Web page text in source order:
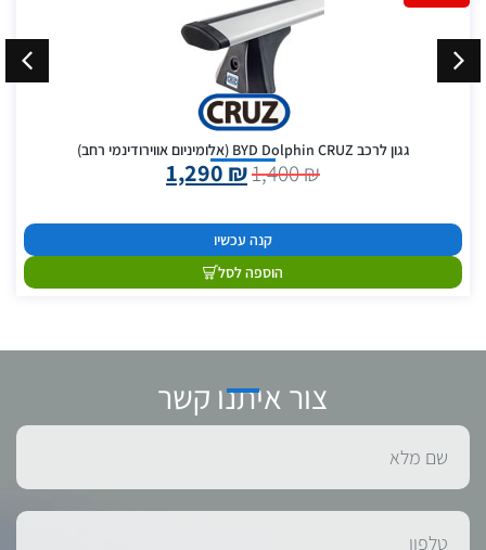
גגון לרכב BYD Dolphin CRUZ (אלומיניום אווירודינמי רחב)
1,400₪
1,290₪
קנה עכשיו
הוספה לסל
צור איתנו קשר